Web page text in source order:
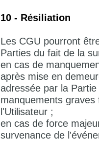
10 - Résiliation
Les CGU pourront
Parties du fait de la
en cas de
après mise en
adressée par la
manquements
l'Utilisateur ;
en cas de force
survenance de